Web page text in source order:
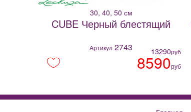
30, 40, 50 см
CUBE Черный блестящий
Артикул 2743 13290руб
8590руб